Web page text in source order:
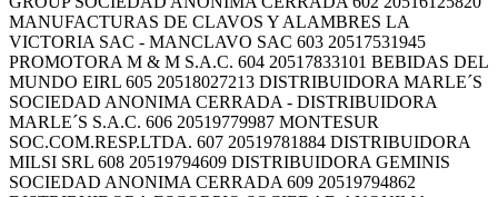
MANUFACTURAS DE CLAVOS Y ALAMBRES LA
VICTORIA SAC - MANCLAVO SAC 603 20517531945
PROMOTORA M & M S.A.C. 604 20517833101 BEBIDAS DEL
MUNDO EIRL 605 20518027213 DISTRIBUIDORA MARLE´S
SOCIEDAD ANONIMA CERRADA - DISTRIBUIDORA
MARLE´S S.A.C. 606 20519779987 MONTESUR
SOC.COM.RESP.LTDA. 607 20519781884 DISTRIBUIDORA
MILSI SRL 608 20519794609 DISTRIBUIDORA GEMINIS
SOCIEDAD ANONIMA CERRADA 609 20519794862